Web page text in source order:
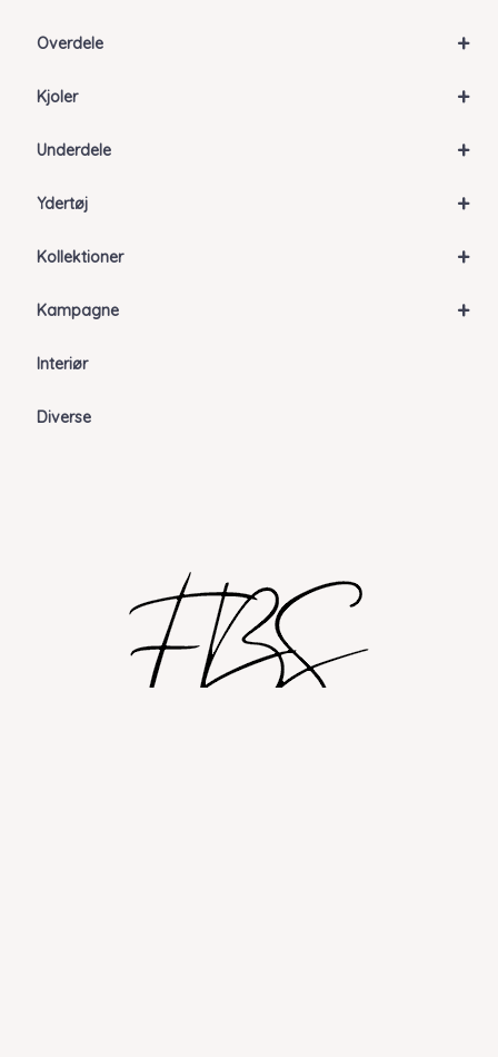
+
Overdele
+
Kjoler
+
Underdele
+
Ydertøj
+
Kollektioner
+
Kampagne
Interiør
Diverse